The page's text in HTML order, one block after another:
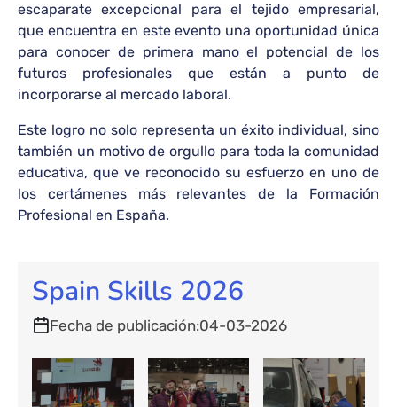
escaparate excepcional para el tejido empresarial,
que encuentra en este evento una oportunidad única
para conocer de primera mano el potencial de los
futuros profesionales que están a punto de
incorporarse al mercado laboral.
Este logro no solo representa un éxito individual, sino
también un motivo de orgullo para toda la comunidad
educativa, que ve reconocido su esfuerzo en uno de
los certámenes más relevantes de la Formación
Profesional en España.
Spain Skills 2026
Fecha de publicación 04-03-2026